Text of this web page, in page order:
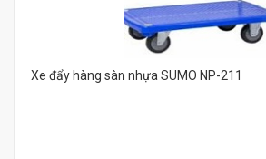
Xe đẩy hàng sàn nhựa SUMO NP-211